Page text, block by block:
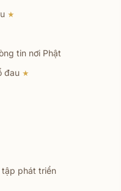
★
tin nơi Phật
đau ★
tập phát triển